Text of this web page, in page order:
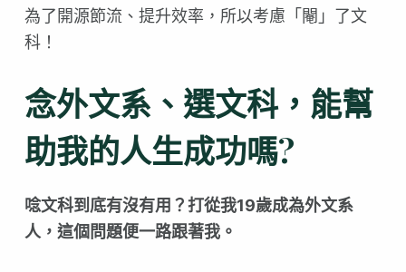
為了開源節流、提升效率，所以考慮「閹」了文
科！
念外文系、選文科，能幫
助我的人生成功嗎?
唸文科到底有沒有用？打從我19歲成為外文系
人，這個問題便一路跟著我。